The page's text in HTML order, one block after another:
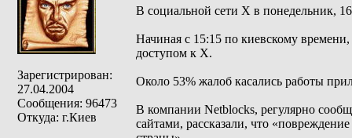
Зарегистрирован:
27.04.2004
Сообщения: 96473
Откуда: г.Киев
В социальной сети Х в понедельник,
Начиная с 15:15 по киевскому
доступом к X.
Около 53% жалоб касались работы
В компании Netblocks, регулярно
сайтами, рассказали, что